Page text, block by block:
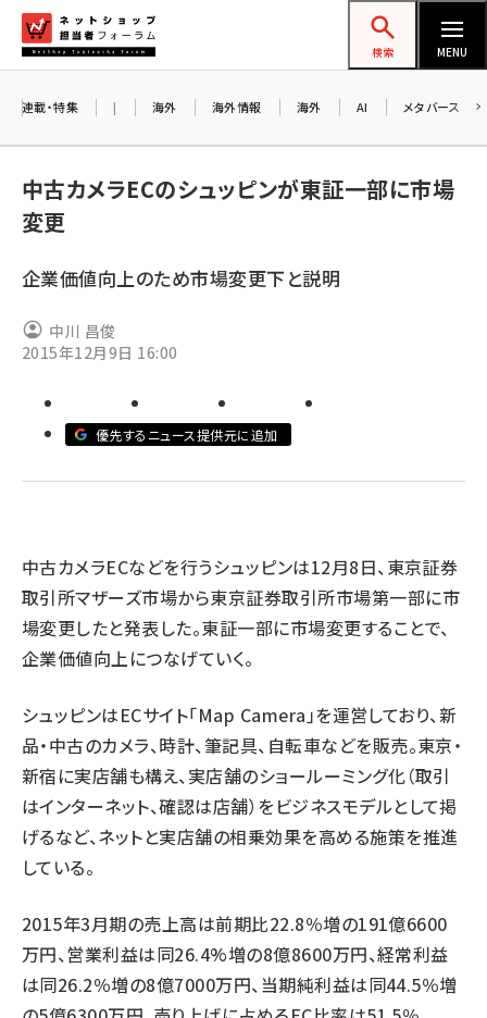
ン
ネットショップ担当者フォーラム
検索 MENU
yahoo (1908)
楽天 (1877)
ecbeing (1211)
アスクル (1122)
base (1084)
ビィ・フォアード (782)
連載・特集 | 海外 海外情報 海外 AI メタバース
中古カメラECのシュッピンが東証一部に市場
変更
企業価値向上のため市場変更下と説明
中川 昌俊
2015年12月9日 16:00
優先するニュース提供元に追加
中古カメラECなどを行うシュッピンは12月8日、東京証券
取引所マザーズ市場から東京証券取引所市場第一部に市
場変更したと発表した。東証一部に市場変更することで、
企業価値向上につなげていく。
シュッピンはECサイト「Map Camera」を運営しており、新
品・中古のカメラ、時計、筆記具、自転車などを販売。東京・
新宿に実店舗も構え、実店舗のショールーミング化（取引
はインターネット、確認は店舗）をビジネスモデルとして掲
げるなど、ネットと実店舗の相乗効果を高める施策を推進
している。
2015年3月期の売上高は前期比22.8％増の191億6600
万円、営業利益は同26.4%増の8億8600万円、経常利益
は同26.2％増の8億7000万円、当期純利益は同44.5％増
お